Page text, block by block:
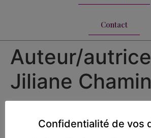
Contact
Auteur/
Jiliane
Confidentialité de vos